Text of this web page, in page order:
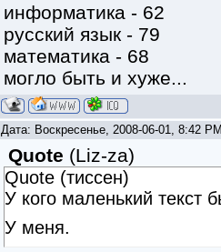
информатика - 62
русский язык - 79
математика - 68
могло быть и хуже...
Дата: Воскресенье, 2008-06-01, 8:42
Quote (Liz-za)
Quote (тиссен)
У кого маленький текст
У меня.